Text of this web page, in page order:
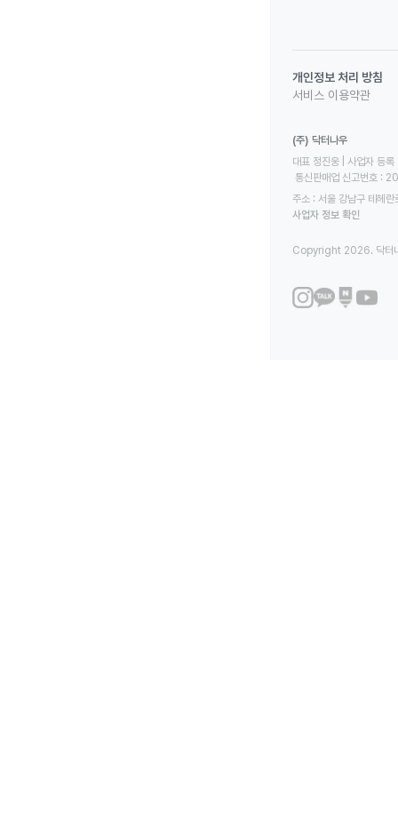
개인정보 처리 방침
서비스 이용약관
(주) 닥터나우
대표 정진웅 | 사업자
통신판매업 신고번호
주소 : 서울 강남구 테헤
사업자 정보 확인
Copyright 2026. 닥터